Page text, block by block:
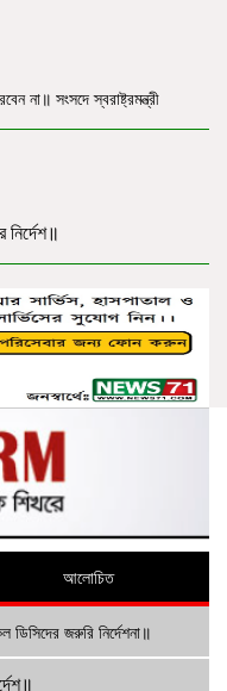
না॥ সংসদে স্বরাষ্ট্রমন্ত্রী
নির্দেশ॥
আলোচিত
ডিসিদের জরুরি নির্দেশনা॥